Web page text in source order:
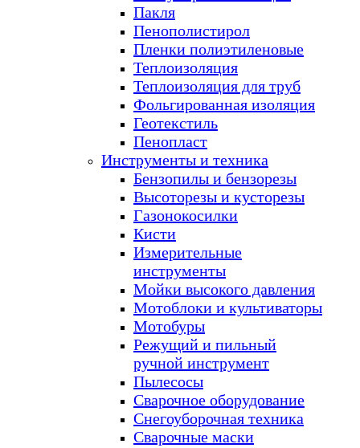
Пакля
Пенополистирол
Пленки полиэтиленовые
Теплоизоляция
Теплоизоляция для труб
Фольгированная изоляция
Геотекстиль
Пенопласт
Инструменты и техника
Бензопилы и бензорезы
Высоторезы и кусторезы
Газонокосилки
Кисти
Измерительные
инструменты
Мойки высокого давления
Мотоблоки и культиваторы
Мотобуры
Режущий и пильный
ручной инструмент
Пылесосы
Сварочное оборудование
Снегоуборочная техника
Сварочные маски